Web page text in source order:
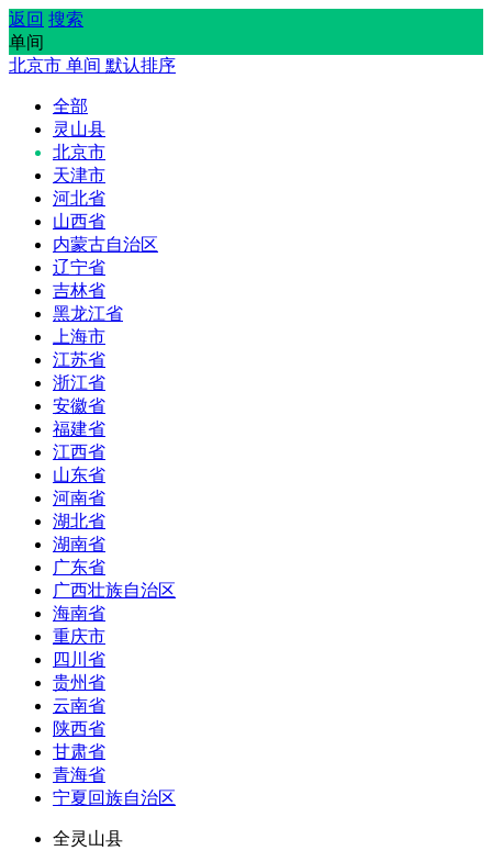
返回 搜索
单间
北京市 单间 默认排序
全部
灵山县
北京市
天津市
河北省
山西省
内蒙古自治区
辽宁省
吉林省
黑龙江省
上海市
江苏省
浙江省
安徽省
福建省
江西省
山东省
河南省
湖北省
湖南省
广东省
广西壮族自治区
海南省
重庆市
四川省
贵州省
云南省
陕西省
甘肃省
青海省
宁夏回族自治区
全灵山县